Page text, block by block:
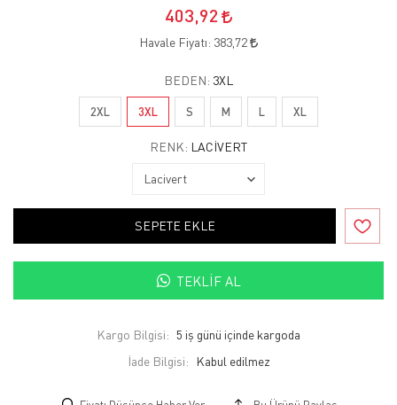
403,92
Havale Fiyatı: 383,72
BEDEN: 3XL
2XL 3XL S M L XL
RENK: LACIVERT
SEPETE EKLE
TEKLIF AL
Kargo Bilgisi: 5 iş günü içinde kargoda
İade Bilgisi: